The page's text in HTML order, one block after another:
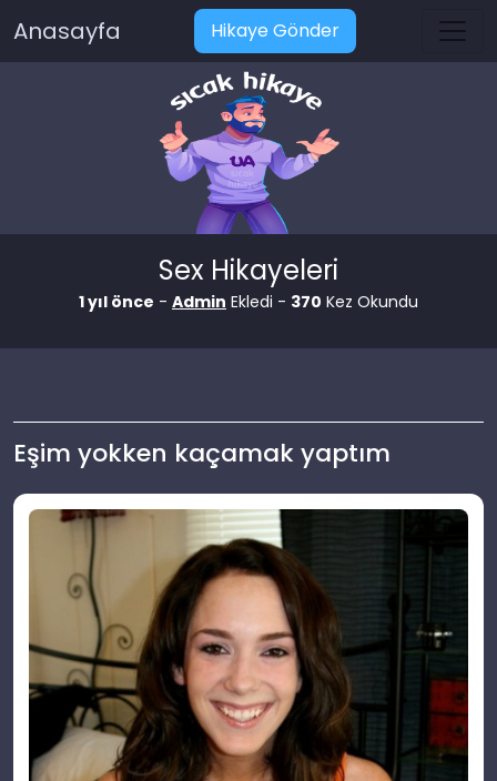
Anasayfa Hikaye Gönder
Sex Hikayeleri
1 yıl önce - Admin Ekledi - 370 Kez Okundu
Eşim yokken kaçamak yaptım